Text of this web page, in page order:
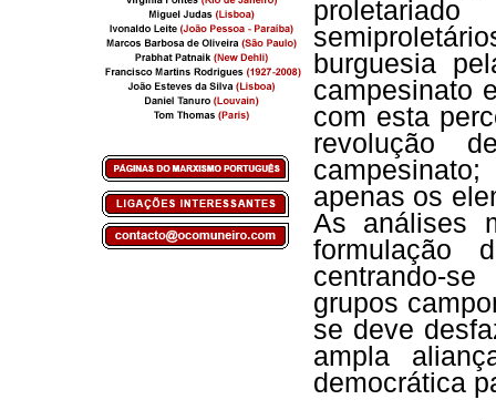
burguesia
campesinato
com esta
revolução
apenas os
As análises
formulação
centrando-
grupos
se deve
ampla
democrática